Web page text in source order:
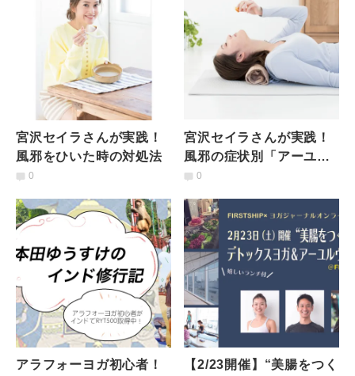
宮沢セイラさんが実践！
風邪をひいた時の対処法
0
宮沢セイラさんが実践！
風邪の症状別「アーユル
ヴェーダ療法」
0
アラフォーヨガ初心者！
【2/23開催】“美腸をつく